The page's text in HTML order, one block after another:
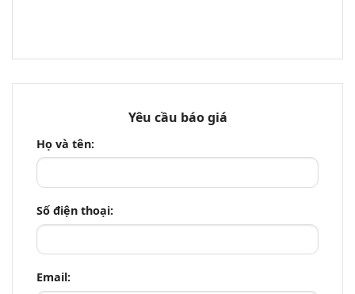
Yêu cầu báo giá
Họ và tên:
Số điện thoại:
Email: